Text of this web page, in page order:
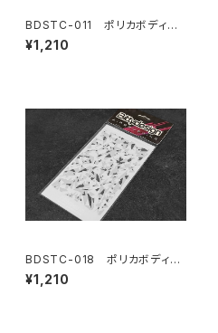
BDSTC-011 ポリカボディ塗
装用ステンシル 【Stars V1】
¥1,210
BDSTC-018 ポリカボディ塗
装用ステンシル 【Camo Artic
（A + B）】
¥1,210